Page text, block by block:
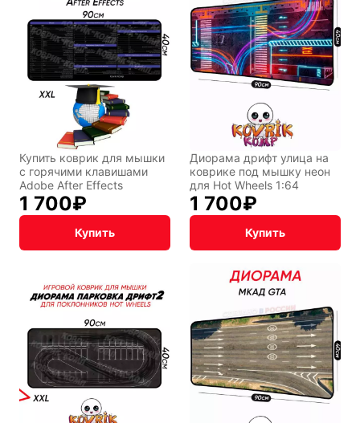
Купить коврик для мышки
с горячими клавишами
Adobe After Effects
1 700₽
Купить
Диорама дрифт улица на
коврике под мышку неон
для Hot Wheels 1:64
1 700₽
Купить
Восточный
стиль
Кудряшка
INariArt
По мотивам
игр
CHERVONNYI
BadStory
Аниме
Транспорт Абстракция